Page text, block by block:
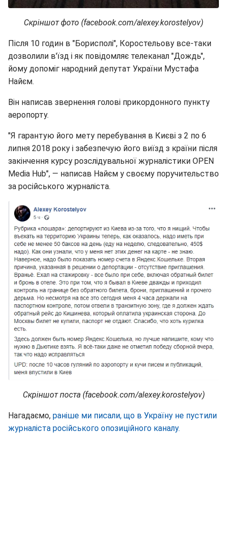
Скріншот фото (facebook.com/alexey.korostelyov)
Після 10 годин в "Борисполі", Коростельову все-таки
дозволили в'їзд і як повідомляє телеканал "Дождь",
йому допоміг народний депутат України Мустафа
Найєм.
Він написав звернення голові прикордонного пункту
аеропорту.
"Я гарантую його мету перебування в Києві з 2 по 6
липня 2018 року і забезпечую його виїзд з країни після
закінчення курсу розслідувальної журналістики OPEN
Media Hub", — написав Найєм у своєму поручительство
за російського журналіста.
Скріншот поста (facebook.com/alexey.korostelyov)
Нагадаємо, раніше ми писали, що в Україну не пустили
журналіста російського опозиційного каналу.